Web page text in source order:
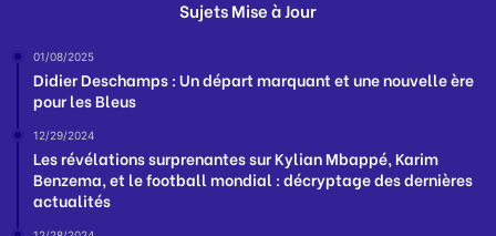
Sujets Mise à Jour
01/08/2025
Didier Deschamps : Un départ marquant et une nouvelle ère
pour les Bleus
12/29/2024
Les révélations surprenantes sur Kylian Mbappé, Karim
Benzema, et le football mondial : décryptage des dernières
actualités